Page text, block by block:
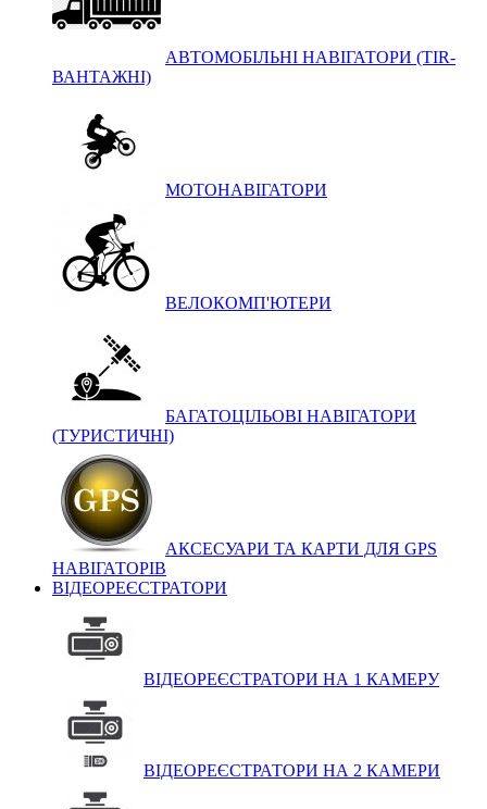
АВТОМОБІЛЬНІ НАВІГАТОРИ (TIR-
ВАНТАЖНІ)
МОТОНАВІГАТОРИ
ВЕЛОКОМП'ЮТЕРИ
БАГАТОЦІЛЬОВІ НАВІГАТОРИ
(ТУРИСТИЧНІ)
АКСЕСУАРИ ТА КАРТИ ДЛЯ GPS
НАВІГАТОРІВ
ВІДЕОРЕЄСТРАТОРИ
ВІДЕОРЕЄСТРАТОРИ НА 1 КАМЕРУ
ВІДЕОРЕЄСТРАТОРИ НА 2 КАМЕРИ